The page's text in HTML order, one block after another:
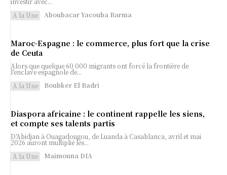
A la Une
Aboubacar Yacouba Barma
Maroc-Espagne : le commerce, plus fort que la crise
de Ceuta
Alors que quelque 60 000 migrants ont forcé la frontière de
l'enclave espagnole de...
A la Une
Boubker El Badri
Diaspora africaine : le continent rappelle les siens,
et compte ses talents partis
D'Abidjan à Ouagadougou, de Luanda à Casablanca, avril et mai
2026 auront multiplié les...
A la Une
Maimouna DIA